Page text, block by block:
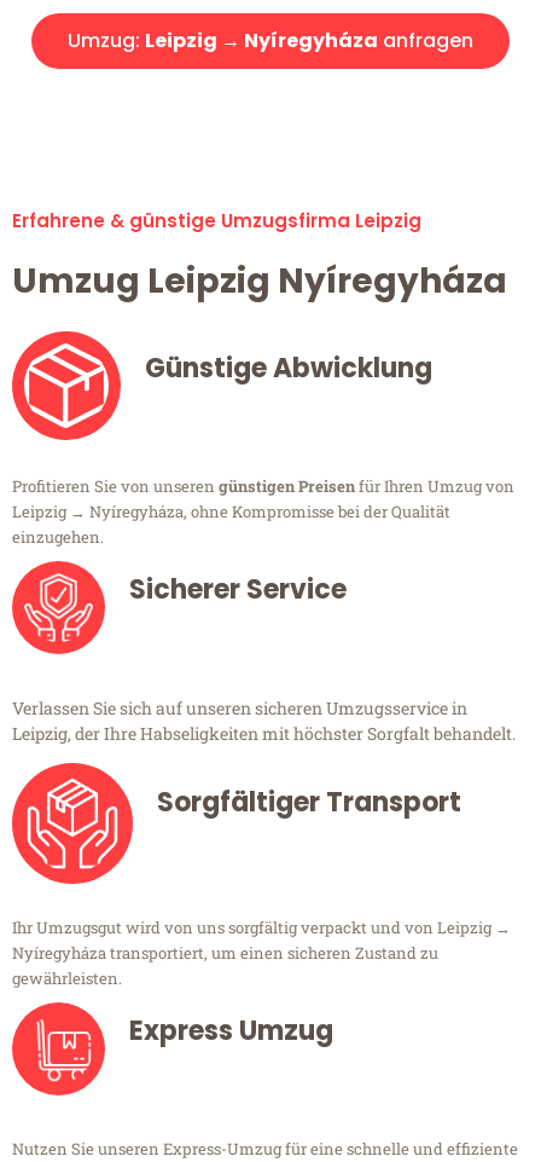
Umzug: Leipzig → Nyíregyháza anfragen
Erfahrene & günstige Umzugsfirma Leipzig
Umzug Leipzig Nyíregyháza
Günstige Abwicklung
Profitieren Sie von unseren günstigen Preisenfür Ihren Umzug von
Leipzig → Nyíregyháza, ohne Kompromisse bei der Qualität
einzugehen.
Sicherer Service
Verlassen Sie sich auf unseren sicheren Umzugsservice in
Leipzig, der Ihre Habseligkeiten mit höchster Sorgfalt behandelt.
Sorgfältiger Transport
Ihr Umzugsgut wird von uns sorgfältig verpackt und von Leipzig →
Nyíregyháza transportiert, um einen sicheren Zustand zu
gewährleisten.
Express Umzug
Nutzen Sie unseren Express-Umzug für eine schnelle und effiziente